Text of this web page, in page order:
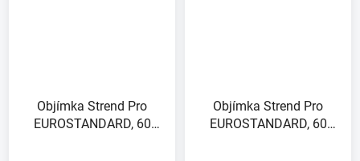
Objímka Strend Pro
EUROSTANDARD, 60
Objímka Strend Pro
EUROSTANDARD, 60